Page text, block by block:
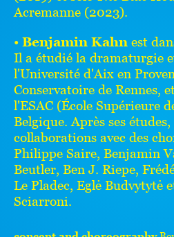
Acremanne (2023).
• Benjamin Kahn est
Il a étudié la dramaturgie
l'Université d'Aix en
Conservatoire de Rennes,
l'ESAC (École Supérieure
Belgique. Après ses
collaborations avec des
Philippe Saire, Benjamin
Beutler, Ben J. Riepe,
Le Pladec, Eglė Budvytytė
Sciarroni.